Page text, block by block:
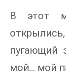
В этот
пугающий
мой… мой